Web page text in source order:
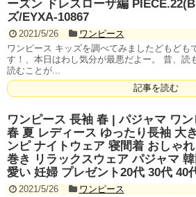
ーズン ドレスローザ編
ズ/EYXA-10867
2021/5/26
ワンピース
ワンピース キッズを調べてみましたどもども
す！、本日はわし気分が最悪だよー。 昔、読
読むことが...
記事を読む
ワンピース 長袖 春 | パジャマ ワ
春 夏 レディース ゆったり長袖 大
ンピ ナイトウェア 寝間着 おしゃ
巻き リラックスウェア パジャマ
愛い 妊婦 プレゼント20代 30代 40
2021/5/26
ワンピース